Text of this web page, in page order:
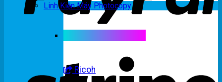
Linh Kiện Máy Photocopy
Ricoh